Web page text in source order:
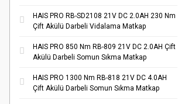
HAIS PRO RB-SD2108 21V DC 2.0AH 230 Nm
Çift Akülü Darbeli Vidalama Matkap
HAIS PRO 850 Nm RB-809 21V DC 2.0AH Çift
Akülü Darbeli Somun Sıkma Matkap
HAIS PRO 1300 Nm RB-818 21V DC 4.0AH
Çift Akülü Darbeli Somun Sıkma Matkap